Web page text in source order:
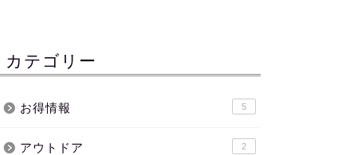
カテゴリー
お得情報 5
アウトドア 2